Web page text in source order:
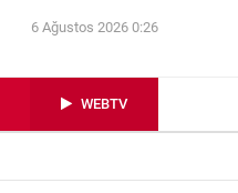
6 Ağustos 2026 0:26
WEBTV